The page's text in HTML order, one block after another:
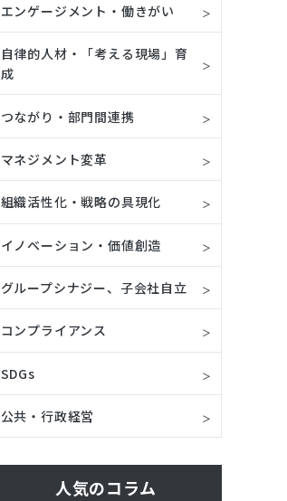
エンゲージメント・働きがい
自律的人材・「考える現場」育
成
つながり・部門間連携
マネジメント変革
組織活性化・戦略の具現化
イノベーション・価値創造
グループシナジー、子会社自立
コンプライアンス
SDGs
公共・行政経営
人気のコラム